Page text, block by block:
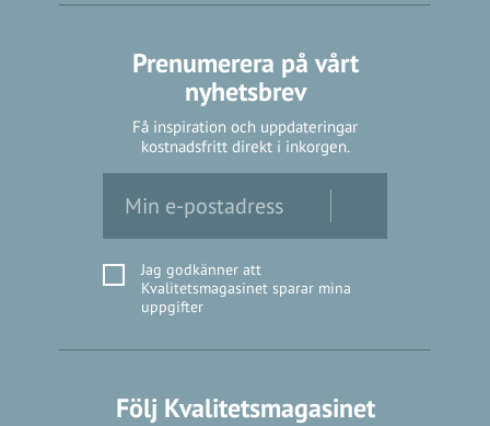
Prenumerera på vårt
nyhetsbrev
Få inspiration och uppdateringar
kostnadsfritt direkt i inkorgen.
Jag godkänner att
Kvalitetsmagasinet sparar mina
uppgifter
Följ Kvalitetsmagasinet